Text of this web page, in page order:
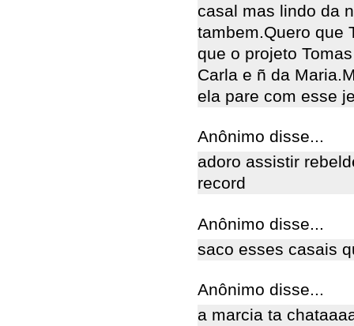
casal mas lindo da
tambem.Quero que
que o projeto
Carla e ñ da
ela pare com esse
Anônimo disse...
adoro assistir
record
Anônimo disse...
saco esses casais
Anônimo disse...
a marcia ta